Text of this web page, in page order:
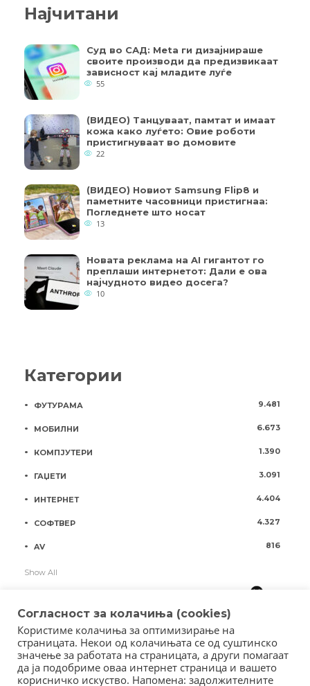
Најчитани
Суд во САД: Meta ги дизајнираше
своите производи да предизвикаат
зависност кај младите луѓе
55
(ВИДЕО) Танцуваат, памтат и имаат
кожа како луѓето: Овие роботи
пристигнуваат во домовите
22
(ВИДЕО) Новиот Samsung Flip8 и
паметните часовници пристигнаа:
Погледнете што носат
13
Новата реклама на AI гигантот го
преплаши интернетот: Дали е ова
најчудното видео досега?
10
Категории
ФУТУРАМА 9.481
МОБИЛНИ 6.673
КОМПЈУТЕРИ 1.390
ГАЏЕТИ 3.091
ИНТЕРНЕТ 4.404
СОФТВЕР 4.327
AV 816
Show All
Согласност за колачиња (cookies)
Користиме колачиња за оптимизирање на
страницата. Некои од колачињата се од суштинско
значење за работата на страницата, а други помагаат
да ја подобриме оваа интернет страница и вашето
корисничко искуство. Напомена: задолжителните